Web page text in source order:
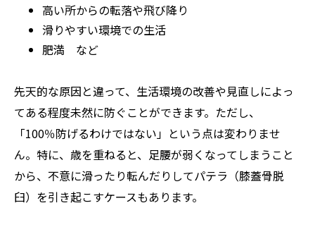
高い所からの転落や飛び降り
滑りやすい環境での生活
肥満 など
先天的な原因と違って、生活環境の改善や見直しによっ
てある程度未然に防ぐことができます。ただし、
「100％防げるわけではない」という点は変わりませ
ん。特に、歳を重ねると、足腰が弱くなってしまうこと
から、不意に滑ったり転んだりしてパテラ（膝蓋骨脱
臼）を引き起こすケースもあります。